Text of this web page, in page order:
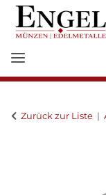
Zurück zur Liste